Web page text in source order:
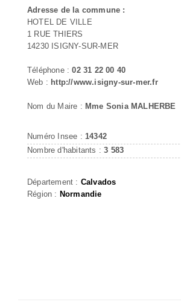
Adresse de la commune :
HOTEL DE VILLE
1 RUE THIERS
14230 ISIGNY-SUR-MER
Téléphone :02 31 22 00 40
Web : http://www.isigny-sur-mer.fr
Nom du Maire : Mme Sonia MALHERBE
Numéro Insee : 14342
Nombre d'habitants :3 583
Département : Calvados
Région : Normandie